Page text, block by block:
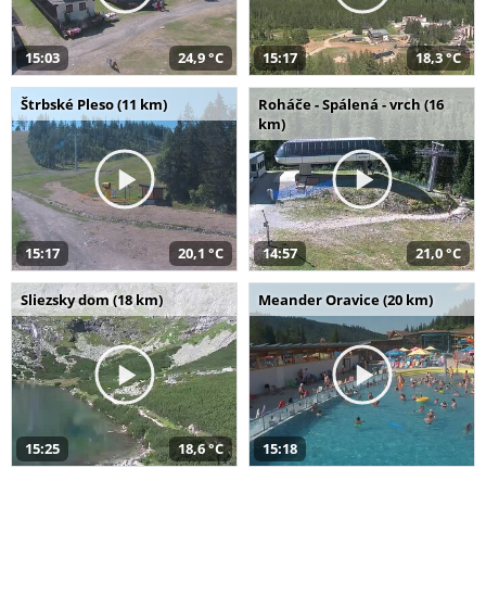
15:03 24,9 °C 15:17 18,3 °C
Štrbské Pleso (11 km)
15:17 20,1 °C
Roháče - Spálená - vrch (16
km)
14:57 21,0 °C
Sliezsky dom (18 km)
15:25 18,6 °C
Meander Oravice (20 km)
15:18